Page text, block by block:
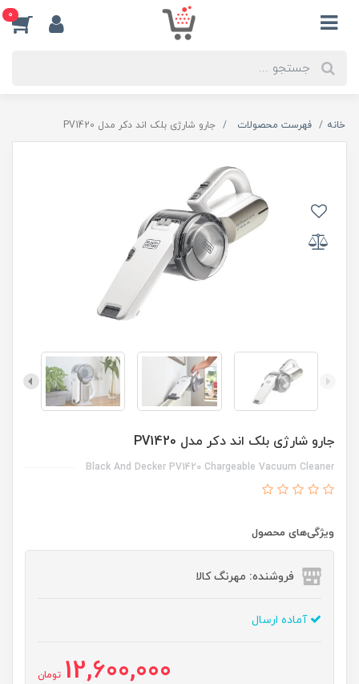
0
خانه فهرست محصولات جارو شارژی بلک اند دکر مدل PV1420
جارو شارژی بلک اند دکر مدل PV1420
Black And Decker PV1420 Chargeable Vacuum Cleaner
ویژگی‌های محصول
فروشنده: مهرنگ کالا
آماده ارسال
12,600,000 تومان